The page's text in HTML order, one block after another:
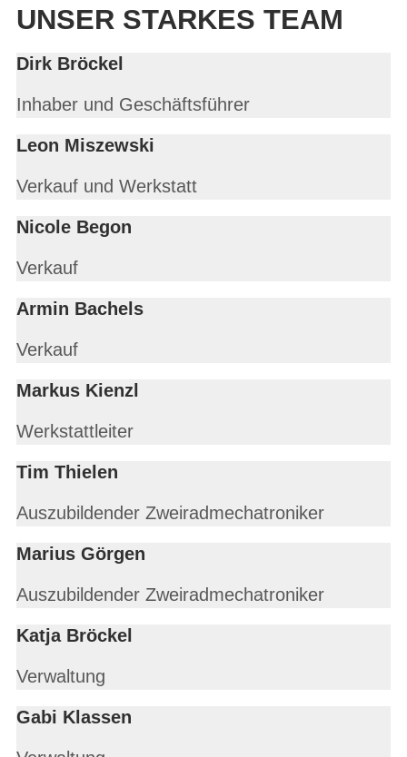
UNSER STARKES TEAM
Dirk Bröckel
Inhaber und Geschäftsführer
Leon Miszewski
Verkauf und Werkstatt
Nicole Begon
Verkauf
Armin Bachels
Verkauf
Markus Kienzl
Werkstattleiter
Tim Thielen
Auszubildender Zweiradmechatroniker
Marius Görgen
Auszubildender Zweiradmechatroniker
Katja Bröckel
Verwaltung
Gabi Klassen